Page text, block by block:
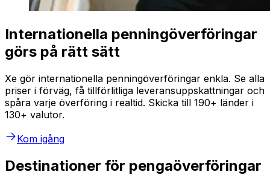
Internationella penningöverföringar
görs på rätt sätt
Xe gör internationella penningöverföringar enkla. Se alla
priser i förväg, få tillförlitliga leveransuppskattningar och
spåra varje överföring i realtid. Skicka till 190+ länder i
130+ valutor.
Kom igång
Destinationer för pengaöverföringar